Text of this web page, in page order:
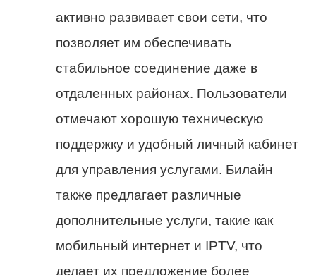
активно развивает свои сети, что
позволяет им обеспечивать
стабильное соединение даже в
отдаленных районах. Пользователи
отмечают хорошую техническую
поддержку и удобный личный кабинет
для управления услугами. Билайн
также предлагает различные
дополнительные услуги, такие как
мобильный интернет и IPTV, что
делает их предложение более